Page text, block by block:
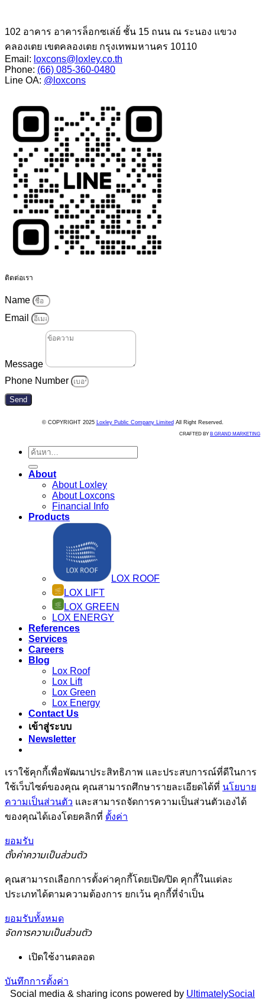
102 อาคาร อาคารล็อกซเล่ย์ ชั้น 15 ถนน ณ ระนอง แขวง
คลองเตย เขตคลองเตย กรุงเทพมหานคร 10110
Email: loxcons@loxley.co.th
Phone: (66) 085-360-0480
Line OA: @loxcons
ติดต่อเรา
Name
Email
Message
Phone Number
Send
© COPYRIGHT 2025 Loxley Public Company Limited All Right Reserved.
CRAFTED BY B GRAND MARKETING
ค้นหา:
About
About Loxley
About Loxcons
Financial Info
Products
LOX ROOF
LOX LIFT
LOX GREEN
LOX ENERGY
References
Services
Careers
Blog
Lox Roof
Lox Lift
Lox Green
Lox Energy
Contact Us
เข้าสู่ระบบ
Newsletter
เราใช้คุกกี้เพื่อพัฒนาประสิทธิภาพ และประสบการณ์ที่ดีในการ
ใช้เว็บไซต์ของคุณ คุณสามารถศึกษารายละเอียดได้ที่ นโยบาย
ความเป็นส่วนตัว และสามารถจัดการความเป็นส่วนตัวเองได้
ของคุณได้เองโดยคลิกที่ ตั้งค่า
ยอมรับ
ตั้งค่าความเป็นส่วนตัว
คุณสามารถเลือกการตั้งค่าคุกกี้โดยเปิด/ปิด คุกกี้ในแต่ละ
ประเภทได้ตามความต้องการ ยกเว้น คุกกี้ที่จำเป็น
ยอมรับทั้งหมด
จัดการความเป็นส่วนตัว
เปิดใช้งานตลอด
บันทึกการตั้งค่า
Social media & sharing icons powered by UltimatelySocial